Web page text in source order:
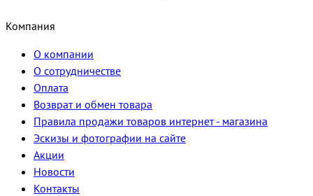
Компания
О компании
О сотрудничестве
Оплата
Возврат и обмен товара
Правила продажи товаров интернет - магазина
Эскизы и фотографии на сайте
Акции
Новости
Контакты